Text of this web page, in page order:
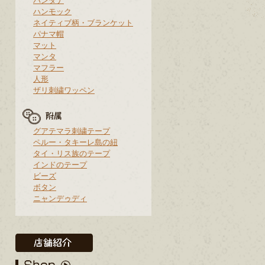
ハンモック
ネイティブ柄・ブランケット
パナマ帽
マット
マンタ
マフラー
人形
ザリ刺繍ワッペン
グアテマラ刺繍テープ
ペルー・タキーレ島の紐
タイ・リス族のテープ
インドのテープ
ビーズ
ボタン
ニャンデゥディ